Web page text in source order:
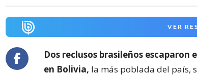
VER
Dos reclusos brasileños escaparon
en Bolivia, la más poblada del país,